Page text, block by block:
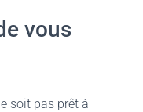
vous
soit pas prêt à